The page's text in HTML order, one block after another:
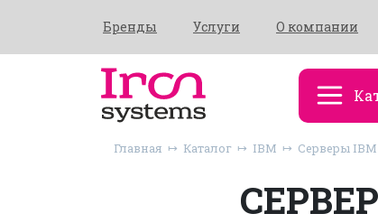
Бренды Услуги О компании
Главная Каталог IBM Серверы IBM